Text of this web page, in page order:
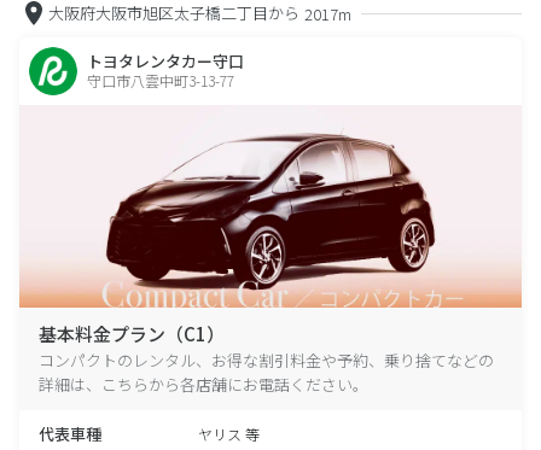
大阪府大阪市旭区太子橋二丁目から 2017m
トヨタレンタカー守口
守口市八雲中町3-13-77
基本料金プラン（C1）
コンパクトのレンタル、お得な割引料金や予約、乗り捨てなどの
詳細は、こちらから各店舗にお電話ください。
代表車種 ヤリス 等